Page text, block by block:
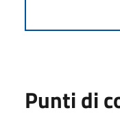
Punti di